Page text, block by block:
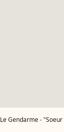
Le Gendarme -